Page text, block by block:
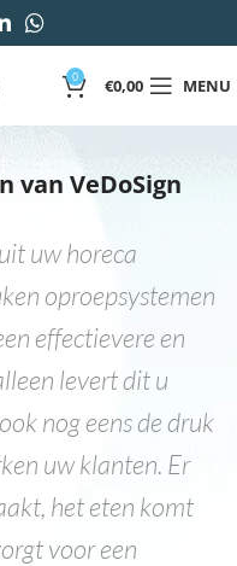
0 €0,00 MENU
van VeDoSign
uw horeca
oproepsystemen
effectievere en
levert dit u
nog eens de druk
uw klanten. Er
het eten komt
voor een